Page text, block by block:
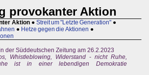
provokanter Aktion
Aktion ● Streit um "Letzte Generation" ●
● Hetze gegen die Aktionen ●
der Süddeutschen Zeitung am 26.2.2023
Whistleblowing, Widerstand - nicht Ruhe,
ist in einer lebendigen Demokratie